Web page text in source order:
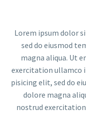
Lorem ipsum dolor
sed do eiusmod
magna aliqua. Ut
exercitation ullamco
pisicing elit, sed do
dolore magna
nostrud